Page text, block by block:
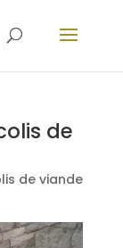
de
de viande